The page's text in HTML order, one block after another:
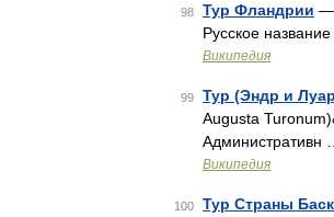
98 Тур Фландрии —
Русское
Википедия
99 Тур (Эндр и
Augusta
Административн …
Википедия
100 Тур Страны